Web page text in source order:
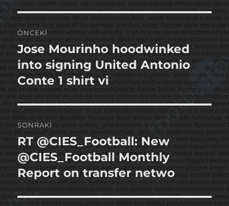
Yazı
gezinmesi
ÖNCEKI
Önceki
yazı:
Jose Mourinho hoodwinked
into signing United Antonio
Conte 1 shirt vi
SONRAKI
Sonraki
yazı:
RT @CIES_Football: New
@CIES_Football Monthly
Report on transfer netwo